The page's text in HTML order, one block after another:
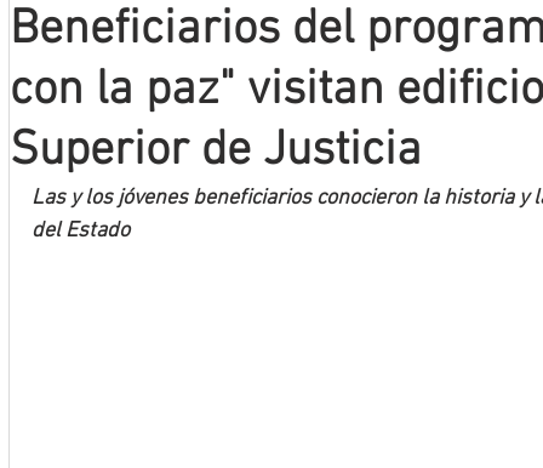
Mineros LNBP
Beneficiarios del
con la paz" visitan
Superior de Justicia
Las y los jóvenes beneficiarios conocieron la historia
del Estado